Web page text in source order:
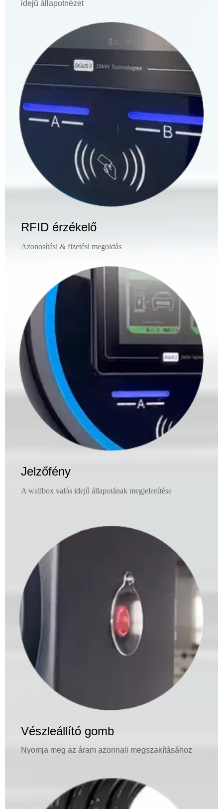
idejű állapotnézet
RFID érzékelő
Azonosítási & fizetési megoldás
Jelzőfény
A wallbox valós idejű állapotának megjelenítése
Vészleállító gomb
Nyomja meg az áram azonnali megszakításához